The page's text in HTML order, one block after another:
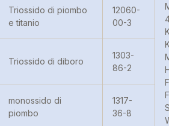
Triossido di piombo
e titanio
12060-
00-3
Triossido di diboro
1303-
86-2
monossido di
piombo
1317-
36-8